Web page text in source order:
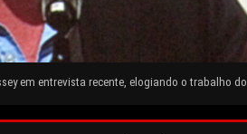
em entrevista recente, elogiando o trabalho